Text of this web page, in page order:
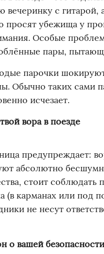
вечеринку с
просят убежища у
Особые
пары,
парочки
Обычно таких сами
исчезает.
вора в поезде
предупреждает:
абсолютно
стоит соблюдать
(в карманах или под
не несут
о вашей